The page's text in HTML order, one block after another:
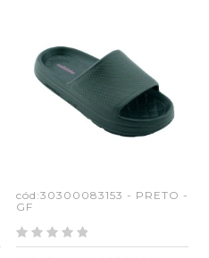
cód:30300083153 - PRETO -
GF